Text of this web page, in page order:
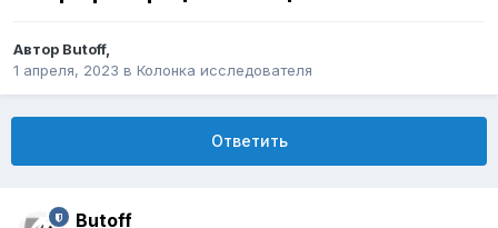
Автор Butoff,
1 апреля, 2023 в Колонка исследователя
Ответить
Butoff